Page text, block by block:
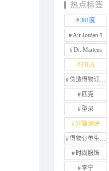
热点标签
361度
Air Jordan 1
Dr. Martens
FILA
伪造得物订单截图
匹克
型录
开箱测评
得物订单生成器
时尚服饰
李宁